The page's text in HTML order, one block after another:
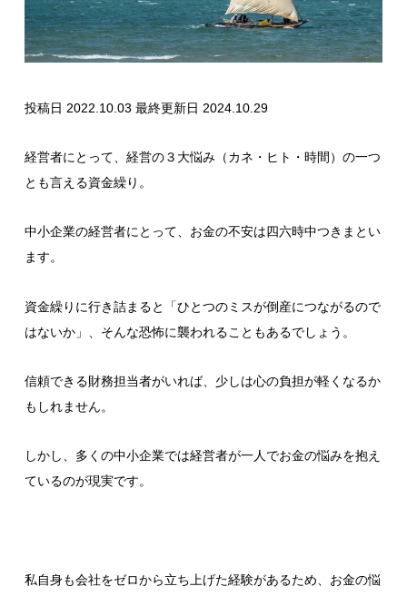
投稿日 2022.10.03 最終更新日 2024.10.29
経営者にとって、経営の３大悩み（カネ・ヒト・時間）の一つ
とも言える資金繰り。
中小企業の経営者にとって、お金の不安は四六時中つきまとい
ます。
資金繰りに行き詰まると「ひとつのミスが倒産につながるので
はないか」、そんな恐怖に襲われることもあるでしょう。
信頼できる財務担当者がいれば、少しは心の負担が軽くなるか
もしれません。
しかし、多くの中小企業では経営者が一人でお金の悩みを抱え
ているのが現実です。
私自身も会社をゼロから立ち上げた経験があるため、お金の悩